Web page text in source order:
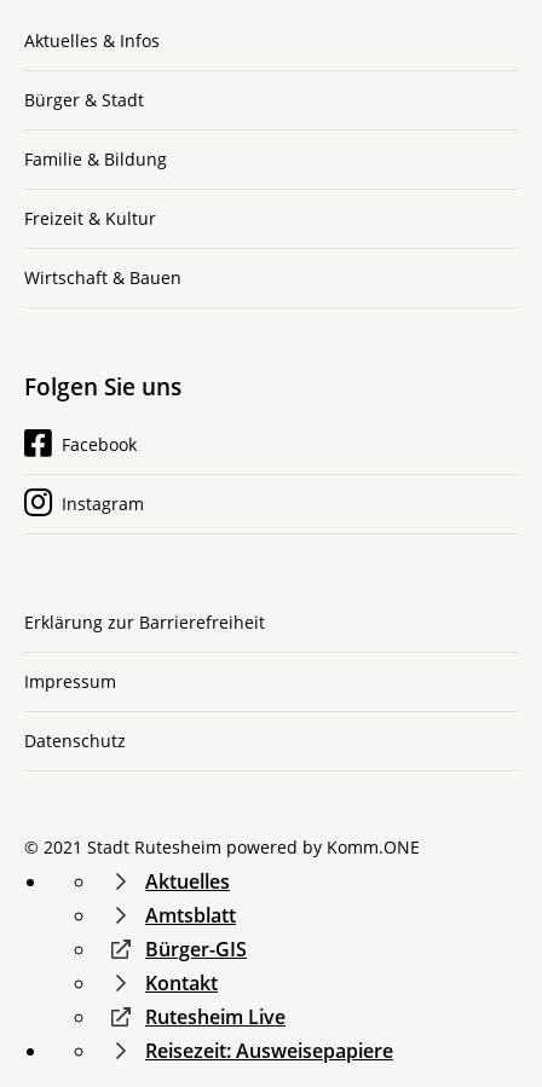
Aktuelles & Infos
Bürger & Stadt
Familie & Bildung
Freizeit & Kultur
Wirtschaft & Bauen
Folgen Sie uns
Facebook
Instagram
Erklärung zur Barrierefreiheit
Impressum
Datenschutz
© 2021 Stadt Rutesheim powered by Komm.ONE
Aktuelles
Amtsblatt
Bürger-GIS
Kontakt
Rutesheim Live
Reisezeit: Ausweisepapiere